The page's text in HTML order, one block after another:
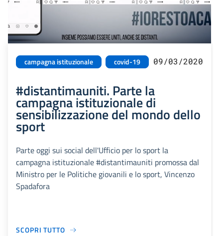
campagna istituzionale covid-19 09/03/2020
#distantimauniti. Parte la
campagna istituzionale di
sensibilizzazione del mondo dello
sport
Parte oggi sui social dell'Ufficio per lo sport la
campagna istituzionale #distantimauniti promossa dal
Ministro per le Politiche giovanili e lo sport, Vincenzo
Spadafora
SCOPRI TUTTO